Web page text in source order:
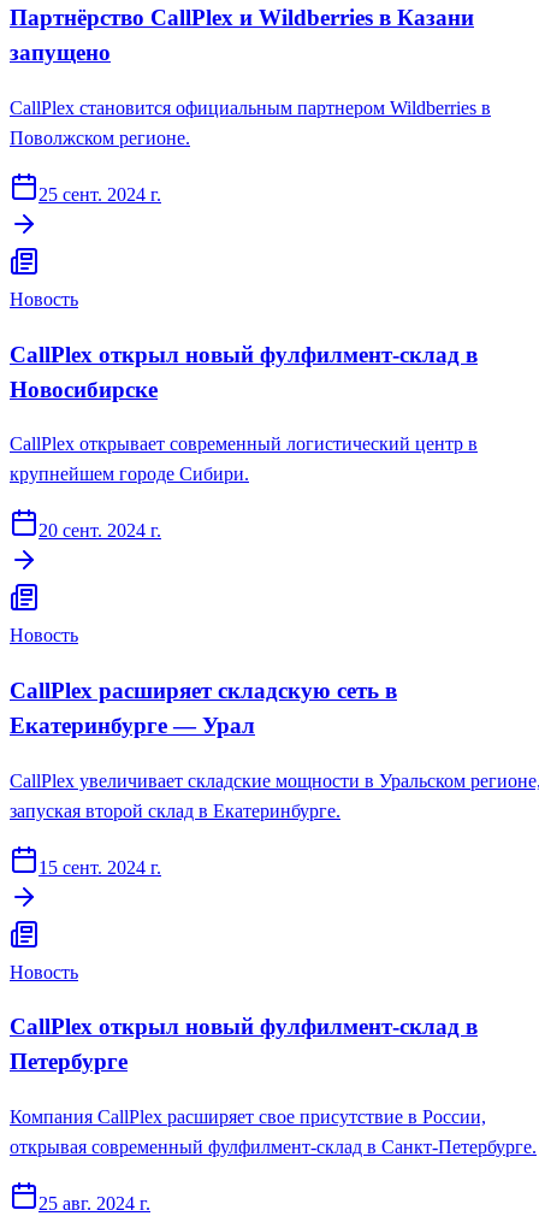
Партнёрство CallPlex и Wildberries в Казани
запущено
CallPlex становится официальным партнером Wildberries в
Поволжском регионе.
25 сент. 2024 г.
Новость
CallPlex открыл новый фулфилмент-склад в
Новосибирске
CallPlex открывает современный логистический центр в
крупнейшем городе Сибири.
20 сент. 2024 г.
Новость
CallPlex расширяет складскую сеть в
Екатеринбурге — Урал
CallPlex увеличивает складские мощности в Уральском
запуская второй склад в Екатеринбурге.
15 сент. 2024 г.
Новость
CallPlex открыл новый фулфилмент-склад в
Петербурге
Компания CallPlex расширяет свое присутствие в России,
открывая современный фулфилмент-склад в Санкт-Петербурге.
25 авг. 2024 г.